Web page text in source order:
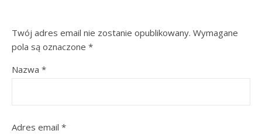
Twój adres email nie zostanie opublikowany. Wymagane
pola są oznaczone *
Nazwa *
Adres email *